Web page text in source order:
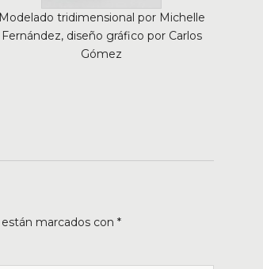
Modelado tridimensional por Michelle
Fernández, diseño gráfico por Carlos
Gómez
marcados con *